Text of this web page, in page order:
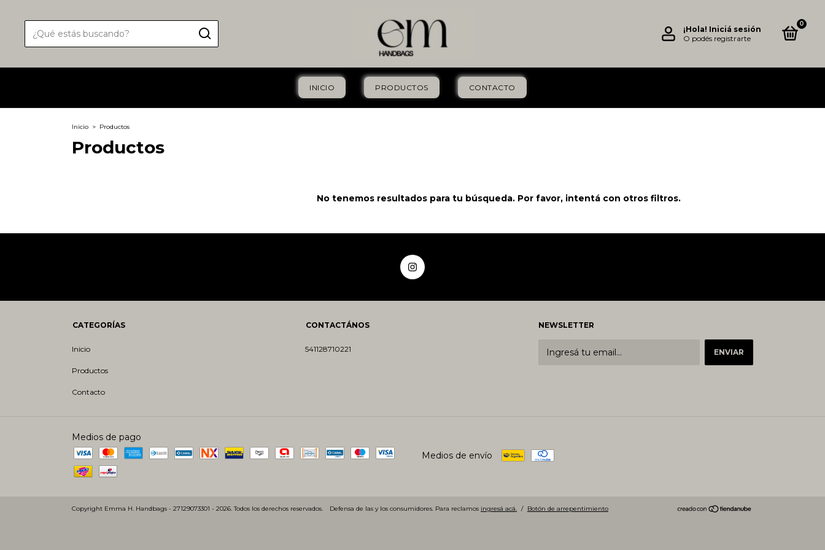
¡Hola! Iniciá sesión
O podés registrarte
0
INICIO PRODUCTOS CONTACTO
Inicio > Productos
Productos
No tenemos resultados para tu búsqueda. Por favor, intentá con otros filtros.
CATEGORÍAS
Inicio
Productos
Contacto
CONTACTÁNOS
541128710221
NEWSLETTER
Medios de pago
Medios de envío
Copyright Emma H. Handbags - 27129073301 - 2026. Todos los derechos reservados. Defensa de las y los consumidores. Para reclamos ingresá acá. / Botón de arrepentimiento